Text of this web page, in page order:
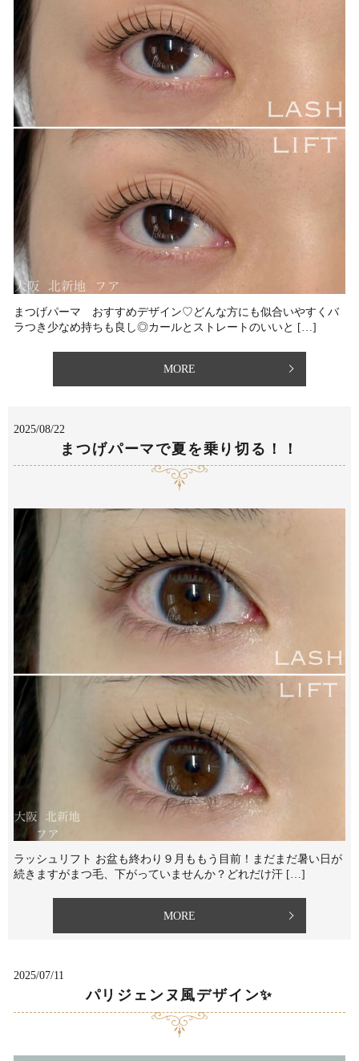
まつげパーマ おすすめデザイン♡⁡どんな方にも似合いやすくバ
ラつき少なめ持ちも良し◎カールとストレートのいいと […]
MORE
2025/08/22
まつげパーマで夏を乗り切る！！
ラッシュリフト お盆も終わり９月ももう目前！まだまだ暑い日が
続きますがまつ毛、下がっていませんか？⁡どれだけ汗 […]
MORE
2025/07/11
パリジェンヌ風デザイン✨